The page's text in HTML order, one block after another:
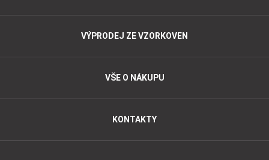
VÝPRODEJ ZE VZORKOVEN
VŠE O NÁKUPU
KONTAKTY